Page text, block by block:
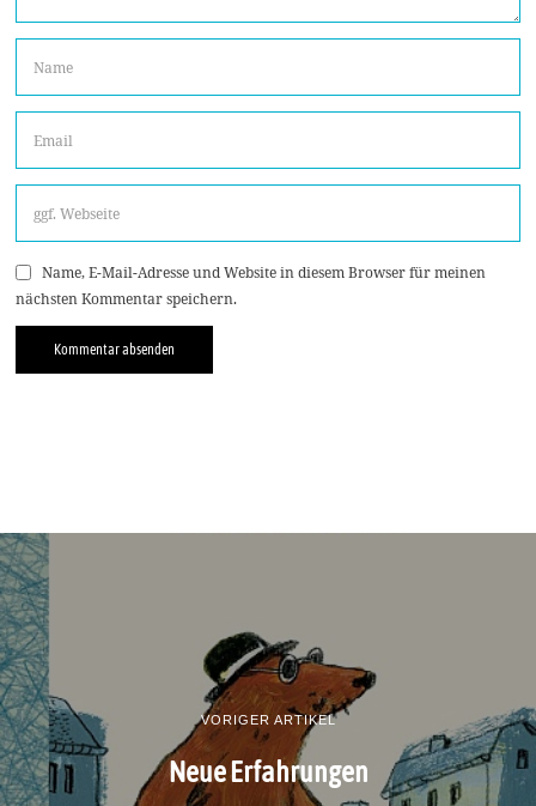
Name, E-Mail-Adresse und Website in diesem Browser für meinen
nächsten Kommentar speichern.
VORIGER ARTIKEL
Neue Erfahrungen